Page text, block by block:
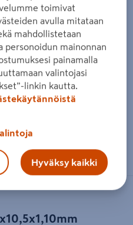
kosketusnäytöllä
toimivat
avulla mitataan
mahdollistetaan
personoidun mainonnan
painamalla
valintojasi
linkin kautta.
Hyväksy kaikki